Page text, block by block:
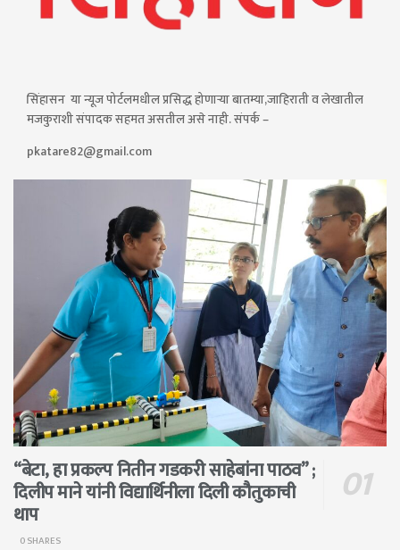
सिंहासन या न्यूज पोर्टलमधील प्रसिद्ध होणाऱ्या बातम्या,जाहिराती व लेखातील
मजकुराशी संपादक सहमत असतील असे नाही. संपर्क –
pkatare82@gmail.com
“बेटा, हा प्रकल्प नितीन गडकरी साहेबांना पाठव” ;
दिलीप माने यांनी विद्यार्थिनीला दिली कौतुकाची
थाप
0 SHARES